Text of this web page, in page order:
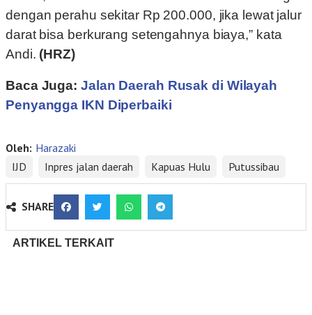
dengan perahu sekitar Rp 200.000, jika lewat jalur
darat bisa berkurang setengahnya biaya,” kata
Andi. (HRZ)
Baca Juga: Jalan Daerah Rusak di Wilayah
Penyangga IKN Diperbaiki
Oleh: Harazaki
IJD
Inpres jalan daerah Kapuas Hulu Putussibau
SHARE
ARTIKEL TERKAIT